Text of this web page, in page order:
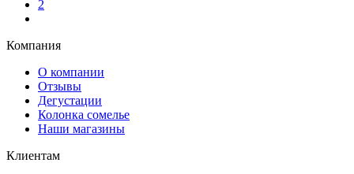
2
Компания
О компании
Отзывы
Дегустации
Колонка сомелье
Наши магазины
Клиентам